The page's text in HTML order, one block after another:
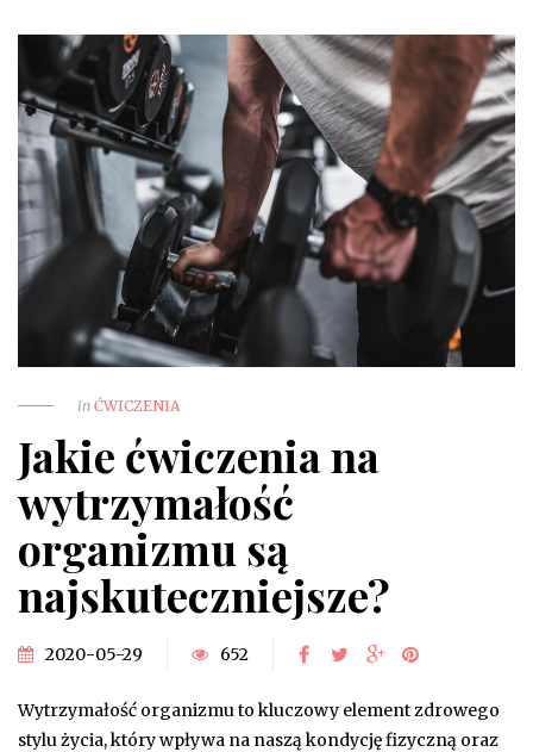
in ĆWICZENIA
Jakie ćwiczenia na
wytrzymałość
organizmu są
najskuteczniejsze?
2020-05-29 652
Wytrzymałość organizmu to kluczowy element zdrowego
stylu życia, który wpływa na naszą kondycję fizyczną oraz